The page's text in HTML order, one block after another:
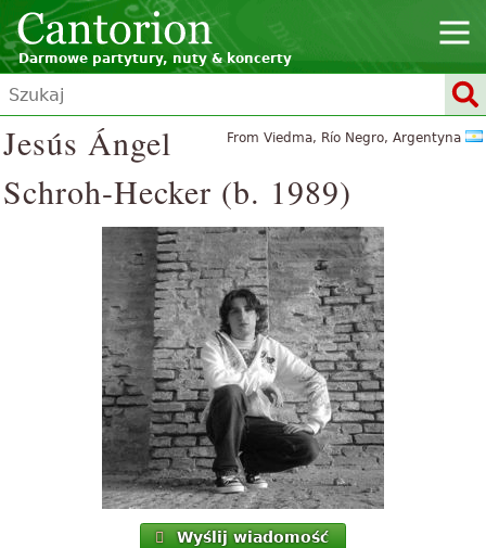
Darmowe partytury, nuty & koncerty
From Viedma, Río Negro, Argentyna
Jesús Ángel
Schroh-Hecker (b. 1989)
Wyślij wiadomość